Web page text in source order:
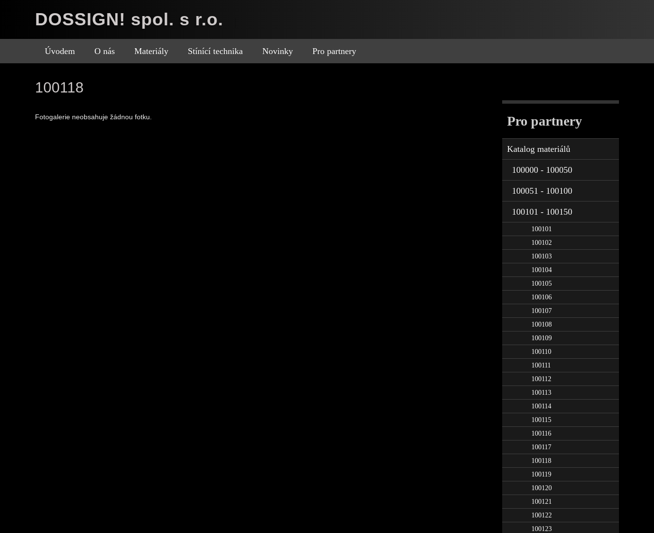
DOSSIGN! spol. s r.o.
Úvodem O nás Materiály Stínící technika Novinky Pro partnery
Pro partnery
Katalog materiálů
100000 - 100050
100051 - 100100
100101 - 100150
100101
100102
100103
100104
100105
100106
100107
100108
100109
100110
100111
100112
100113
100114
100115
100116
100117
100118
100119
100120
100121
100122
100123
100118
Fotogalerie neobsahuje žádnou fotku.